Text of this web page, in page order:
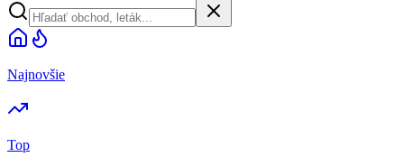
Najnovšie
Top